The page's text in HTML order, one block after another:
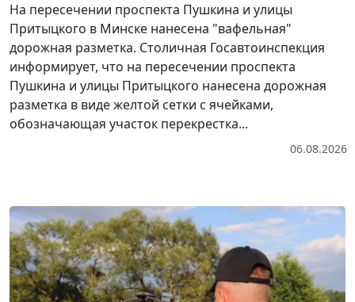
На пересечении проспекта Пушкина и улицы
Притыцкого в Минске нанесена "вафельная"
дорожная разметка. Столичная Госавтоинспекция
информирует, что на пересечении проспекта
Пушкина и улицы Притыцкого нанесена дорожная
разметка в виде желтой сетки с ячейками,
обозначающая участок перекрестка...
06.08.2026